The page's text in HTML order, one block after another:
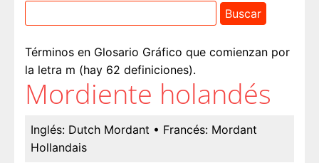
Términos en Glosario Gráfico que comienzan por
la letra m (hay 62 definiciones).
Mordiente holandés
Inglés: Dutch Mordant • Francés: Mordant
Hollandais